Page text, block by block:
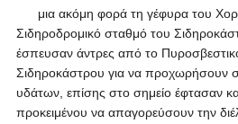
μια ακόμη φορά τη γέφυρα του
Σιδηροδρομικό σταθμό του
έσπευσαν άντρες από το
Σιδηροκάστρου για να προχωρήσουν
υδάτων, επίσης στο σημείο έφτασαν
προκειμένου να απαγορεύσουν την